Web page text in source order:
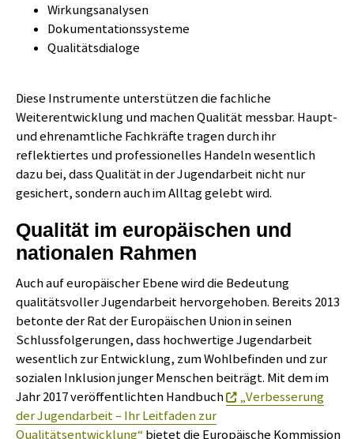
Wirkungsanalysen
Dokumentationssysteme
Qualitätsdialoge
Diese Instrumente unterstützen die fachliche
Weiterentwicklung und machen Qualität messbar. Haupt-
und ehrenamtliche Fachkräfte tragen durch ihr
reflektiertes und professionelles Handeln wesentlich
dazu bei, dass Qualität in der Jugendarbeit nicht nur
gesichert, sondern auch im Alltag gelebt wird.
Qualität im europäischen und
nationalen Rahmen
Auch auf europäischer Ebene wird die Bedeutung
qualitätsvoller Jugendarbeit hervorgehoben. Bereits 2013
betonte der Rat der Europäischen Union in seinen
Schlussfolgerungen, dass hochwertige Jugendarbeit
wesentlich zur Entwicklung, zum Wohlbefinden und zur
sozialen Inklusion junger Menschen beiträgt. Mit dem im
Jahr 2017 veröffentlichten Handbuch
„Verbesserung
der Jugendarbeit – Ihr Leitfaden zur
Qualitätsentwicklung“ bietet die Europäische Kommission